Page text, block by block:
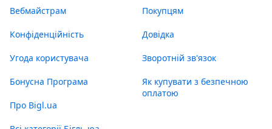
Вебмайстрам
Конфіденційність
Угода користувача
Бонусна Програма
Про Bigl.ua
Покупцям
Довідка
Зворотній зв'язок
Як купувати з безпечною
оплатою